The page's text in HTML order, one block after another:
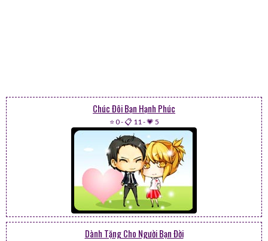
Chúc Đôi Bạn Hạnh Phúc
⭐ 0-📋 11-💗 5
Dành Tặng Cho Người Bạn Đời